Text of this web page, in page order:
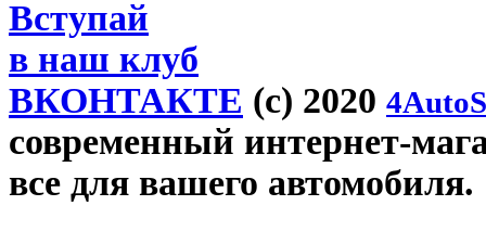
Вступай
в наш клуб
ВКОНТАКТЕ (c) 2020
современный интернет-
все для вашего автомобиля.